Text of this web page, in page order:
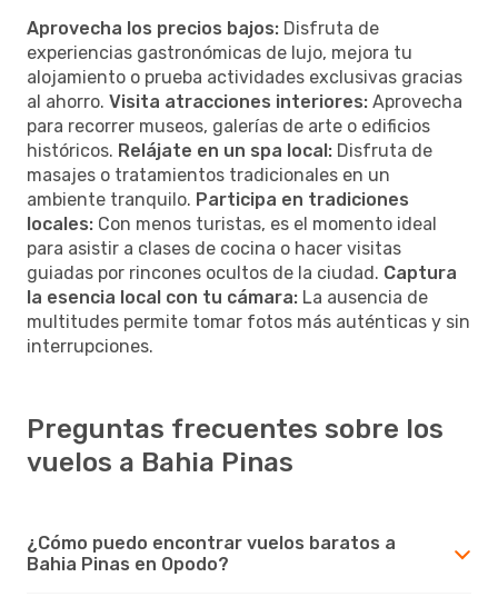
Aprovecha los precios bajos: Disfruta de
experiencias gastronómicas de lujo, mejora tu
alojamiento o prueba actividades exclusivas gracias
al ahorro. Visita atracciones interiores: Aprovecha
para recorrer museos, galerías de arte o edificios
históricos. Relájate en un spa local: Disfruta de
masajes o tratamientos tradicionales en un
ambiente tranquilo. Participa en tradiciones
locales: Con menos turistas, es el momento ideal
para asistir a clases de cocina o hacer visitas
guiadas por rincones ocultos de la ciudad. Captura
la esencia local con tu cámara: La ausencia de
multitudes permite tomar fotos más auténticas y sin
interrupciones.
Preguntas frecuentes sobre los
vuelos a Bahia Pinas
¿Cómo puedo encontrar vuelos baratos a
Bahia Pinas en Opodo?